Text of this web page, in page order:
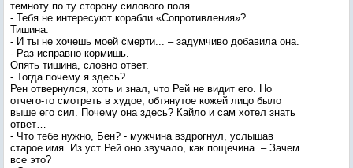
темноту по ту сторону силового поля.
- Тебя не интересуют корабли «Сопротивления»?
Тишина.
- И ты не хочешь моей смерти... – задумчиво добавила она.
- Раз исправно кормишь.
Опять тишина, словно ответ.
- Тогда почему я здесь?
Рен отвернулся, хоть и знал, что Рей не видит его. Но
отчего-то смотреть в худое, обтянутое кожей лицо было
выше его сил. Почему она здесь? Кайло и сам хотел знать
ответ…
- Что тебе нужно, Бен? - мужчина вздрогнул, услышав
старое имя. Из уст Рей оно звучало, как пощечина. – Зачем
все это?